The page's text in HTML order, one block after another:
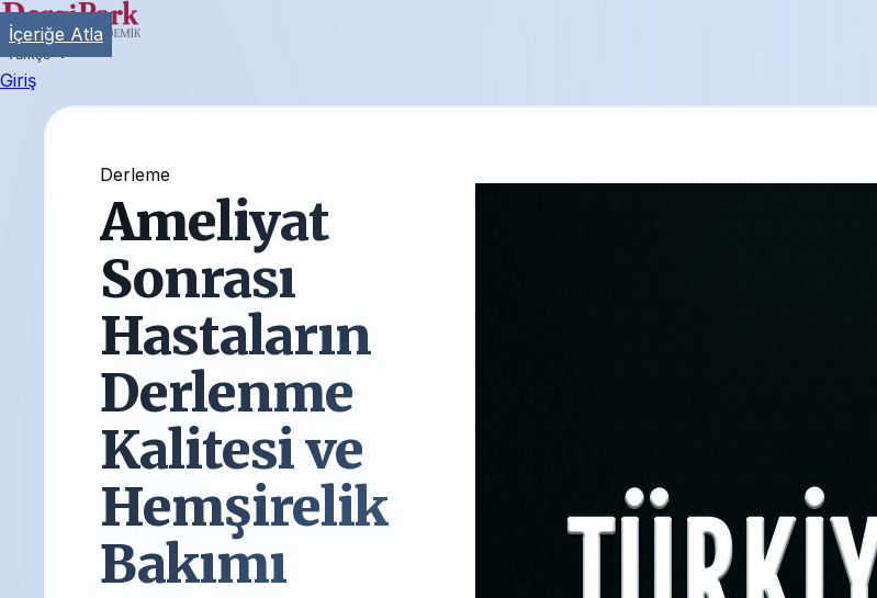
Türkçe
Giriş
Derleme
Ameliyat
Sonrası
Hastaların
Derlenme
Kalitesi ve
Hemşirelik
Bakımı
İçeriğe Atla